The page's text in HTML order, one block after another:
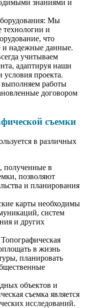
знаниями и
Мы
технологии и
что
и надежные данные.
учитываем
адаптируя наши
условия проекта.
работы
договором
съемки
в различных
полученные в
позволяют
и планирования
карты необходимы
систем
и других
в жизнь
планировать
объектов и
съемка является
исследований.